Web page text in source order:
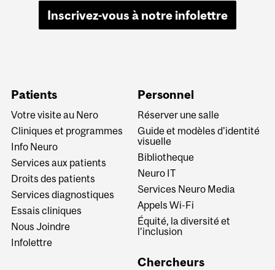
Inscrivez-vous à notre infolettre
Patients
Votre visite au Nero
Cliniques et programmes
Info Neuro
Services aux patients
Droits des patients
Services diagnostiques
Essais cliniques
Nous Joindre
Infolettre
Personnel
Réserver une salle
Guide et modèles d'identité
visuelle
Bibliotheque
Neuro IT
Services Neuro Media
Appels Wi-Fi
Équité, la diversité et
l’inclusion
Chercheurs